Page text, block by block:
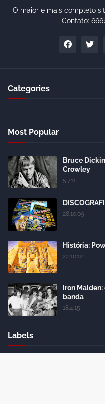
O maior e mais completo
Contato:
Categories
Most Popular
Bruce
Crowley
5.7.11
28.10.09
História:
24.10.12
Iron
banda
18.4.15
Labels